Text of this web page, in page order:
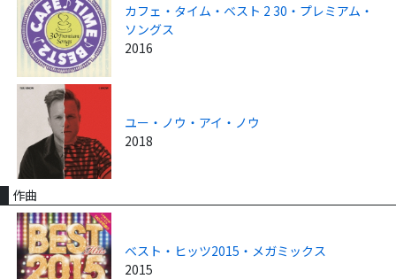
カフェ・タイム・ベスト 2 30・プレミアム・
ソングス
2016
ユー・ノウ・アイ・ノウ
2018
作曲
ベスト・ヒッツ2015・メガミックス
2015